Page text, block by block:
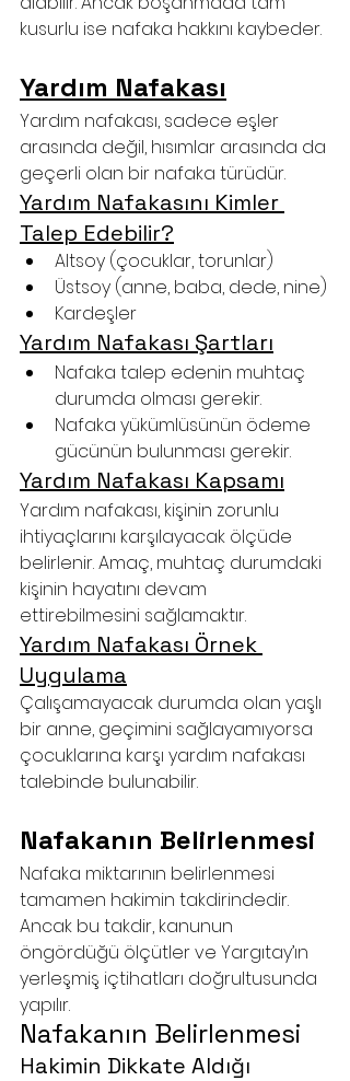
kusurlu ise nafaka hakkını kaybeder.
Yardım Nafakası
Yardım nafakası, sadece eşler
arasında değil, hısımlar arasında da
geçerli olan bir nafaka türüdür.
Yardım Nafakasını Kimler
Talep Edebilir?
Altsoy (çocuklar, torunlar)
Üstsoy (anne, baba, dede, nine)
Kardeşler
Yardım Nafakası Şartları
Nafaka talep edenin muhtaç
durumda olması gerekir.
Nafaka yükümlüsünün ödeme
gücünün bulunması gerekir.
Yardım Nafakası Kapsamı
Yardım nafakası, kişinin zorunlu
ihtiyaçlarını karşılayacak ölçüde
belirlenir. Amaç, muhtaç durumdaki
kişinin hayatını devam
ettirebilmesini sağlamaktır.
Yardım Nafakası Örnek
Uygulama
Çalışamayacak durumda olan yaşlı
bir anne, geçimini sağlayamıyorsa
çocuklarına karşı yardım nafakası
talebinde bulunabilir.
Nafakanın Belirlenmesi
Nafaka miktarının belirlenmesi
tamamen hakimin takdirindedir.
Ancak bu takdir, kanunun
öngördüğü ölçütler ve Yargıtay’ın
yerleşmiş içtihatları doğrultusunda
yapılır.
Nafakanın Belirlenmesi
Hakimin Dikkate Aldığı